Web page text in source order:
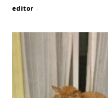
editor -